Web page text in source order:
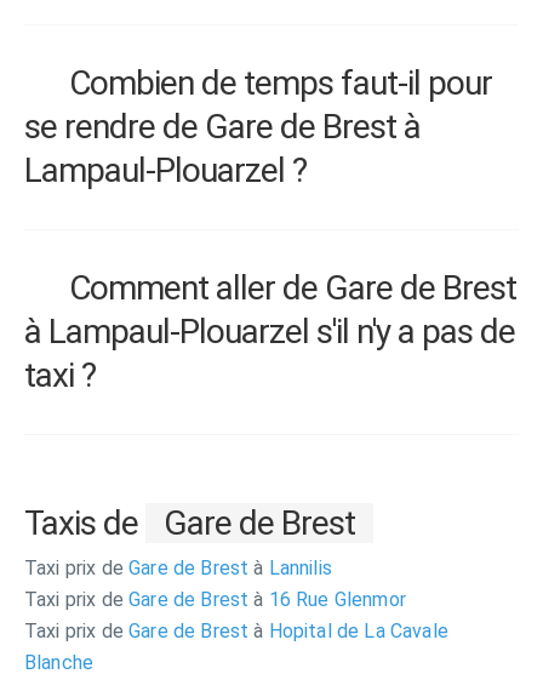
Combien de temps faut-il pour
se rendre de Gare de Brest à
Lampaul-Plouarzel ?
Comment aller de Gare de Brest
à Lampaul-Plouarzel s'il n'y a pas de
taxi ?
Taxis de Gare de Brest
Taxi prix de Gare de Brestà Lannilis
Taxi prix de Gare de Brestà 16 Rue Glenmor
Taxi prix de Gare de Brestà Hopital de La Cavale
Blanche